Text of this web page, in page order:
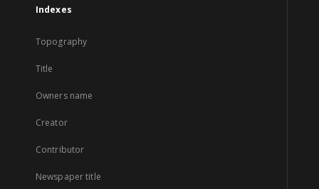
Indexes
Topography
Title
Owners name
Creator
Contributor
Newspaper title